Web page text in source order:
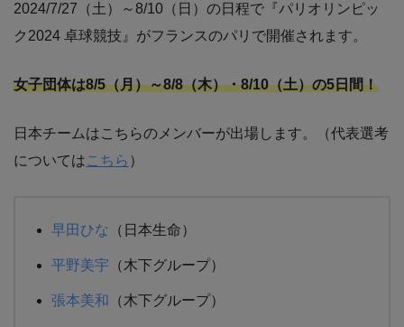
2024/7/27（土）～8/10（日）の日程で『パリオリンピッ
ク2024 卓球競技』がフランスのパリで開催されます。
女子団体は8/5（月）～8/8（木）・8/10（土）の5日間！
日本チームはこちらのメンバーが出場します。（代表選考
についてはこちら ）
早田ひな （日本生命）
平野美宇 （木下グループ）
張本美和 （木下グループ）